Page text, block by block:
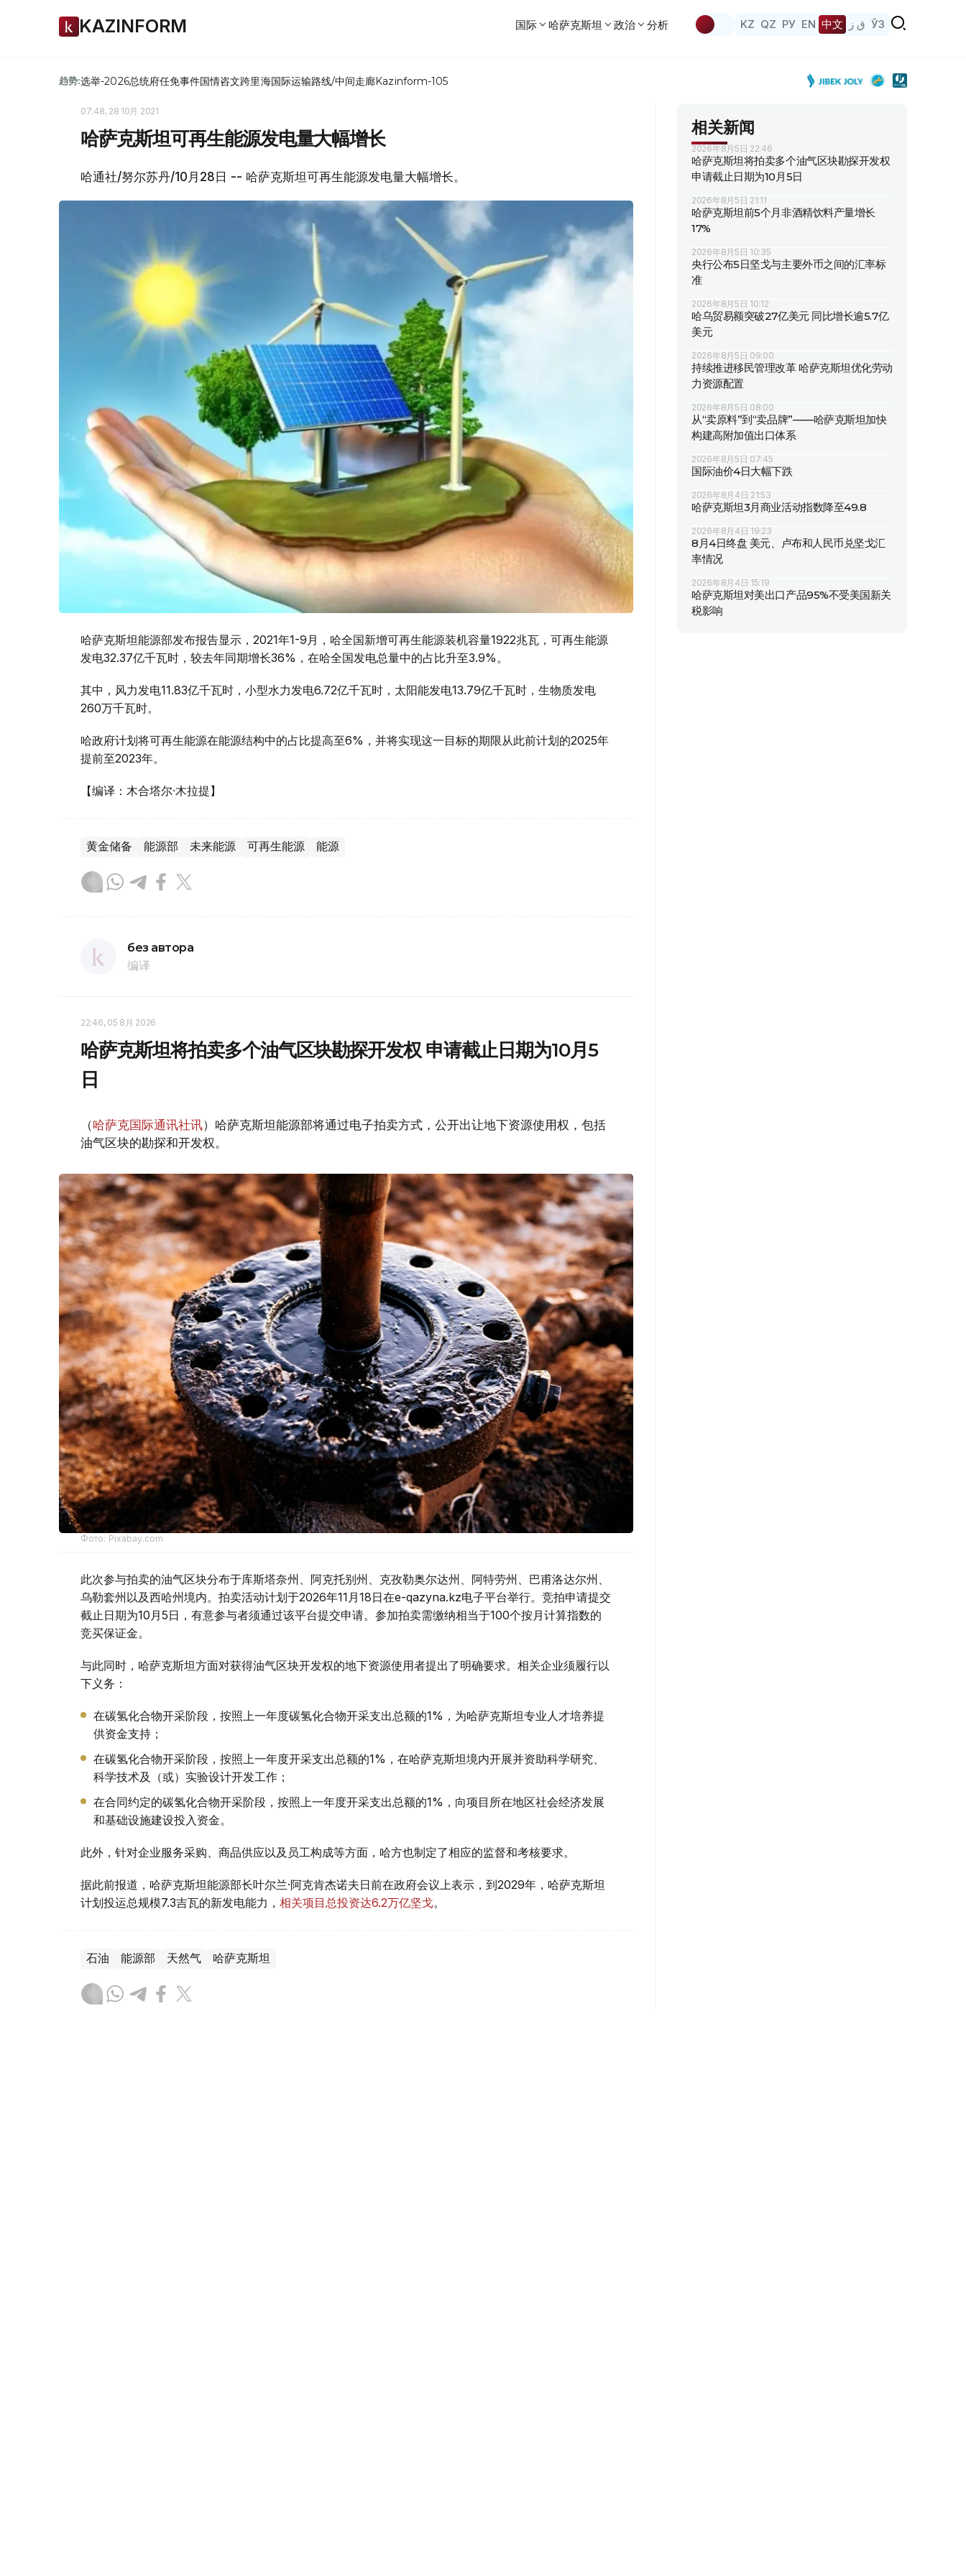
KAZINFORM 国际 哈萨克斯坦 政治 分析 KZ QZ РУ EN 中文 ق ز ЎЗ
趋势:选举-2026总统府任免事件国情咨文跨里海国际运输路线/中间走廊Kazinform-105
07:48, 28 10月 2021
哈萨克斯坦可再生能源发电量大幅增长
哈通社/努尔苏丹/10月28日 -- 哈萨克斯坦可再生能源发电量大幅增长。
哈萨克斯坦能源部发布报告显示，2021年1-9月，哈全国新增可再生能源装机容量1922兆瓦，可再生能源
发电32.37亿千瓦时，较去年同期增长36%，在哈全国发电总量中的占比升至3.9%。
其中，风力发电11.83亿千瓦时，小型水力发电6.72亿千瓦时，太阳能发电13.79亿千瓦时，生物质发电
260万千瓦时。
哈政府计划将可再生能源在能源结构中的占比提高至6%，并将实现这一目标的期限从此前计划的2025年
提前至2023年。
【编译：木合塔尔·木拉提】
黄金储备 能源部 未来能源 可再生能源 能源
без автора
编译
22:46, 05 8月 2026
哈萨克斯坦将拍卖多个油气区块勘探开发权 申请截止日期为10月5
日
（哈萨克国际通讯社讯）哈萨克斯坦能源部将通过电子拍卖方式，公开出让地下资源使用权，包括
油气区块的勘探和开发权。
Фото: Pixabay.com
此次参与拍卖的油气区块分布于库斯塔奈州、阿克托别州、克孜勒奥尔达州、阿特劳州、巴甫洛达尔州、
乌勒套州以及西哈州境内。拍卖活动计划于2026年11月18日在e-qazyna.kz电子平台举行。竞拍申请提交
截止日期为10月5日，有意参与者须通过该平台提交申请。参加拍卖需缴纳相当于100个按月计算指数的
竞买保证金。
与此同时，哈萨克斯坦方面对获得油气区块开发权的地下资源使用者提出了明确要求。相关企业须履行以
下义务：
在碳氢化合物开采阶段，按照上一年度碳氢化合物开采支出总额的1%，为哈萨克斯坦专业人才培养提
供资金支持；
在碳氢化合物开采阶段，按照上一年度开采支出总额的1%，在哈萨克斯坦境内开展并资助科学研究、
科学技术及（或）实验设计开发工作；
在合同约定的碳氢化合物开采阶段，按照上一年度开采支出总额的1%，向项目所在地区社会经济发展
和基础设施建设投入资金。
此外，针对企业服务采购、商品供应以及员工构成等方面，哈方也制定了相应的监督和考核要求。
据此前报道，哈萨克斯坦能源部长叶尔兰·阿克肯杰诺夫日前在政府会议上表示，到2029年，哈萨克斯坦
计划投运总规模7.3吉瓦的新发电能力， 相关项目总投资达6.2万亿坚戈。
石油 能源部 天然气 哈萨克斯坦
相关新闻
2026年8月5日 22:46
哈萨克斯坦将拍卖多个油气区块勘探开发权
申请截止日期为10月5日
2026年8月5日 21:11
哈萨克斯坦前5个月非酒精饮料产量增长
17%
2026年8月5日 10:35
央行公布5日坚戈与主要外币之间的汇率标
准
2026年8月5日 10:12
哈乌贸易额突破27亿美元 同比增长逾5.7亿
美元
2026年8月5日 09:00
持续推进移民管理改革 哈萨克斯坦优化劳动
力资源配置
2026年8月5日 08:00
从“卖原料”到“卖品牌”——哈萨克斯坦加快
构建高附加值出口体系
2026年8月5日 07:45
国际油价4日大幅下跌
2026年8月4日 21:53
哈萨克斯坦3月商业活动指数降至49.8
2026年8月4日 19:23
8月4日终盘 美元、卢布和人民币兑坚戈汇
率情况
2026年8月4日 15:19
哈萨克斯坦对美出口产品95%不受美国新关
税影响